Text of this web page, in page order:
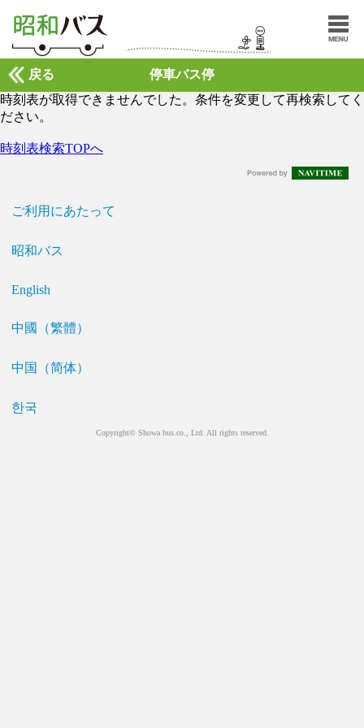
停車バス停
戻る
時刻表が取得できませんでした。条件を変更して再検索してく
ださい。
時刻表検索TOPへ
ご利用にあたって
昭和バス
English
中國（繁體）
中国（简体）
한국
Copyright© Showa bus.co., Ltd. All rights reserved.